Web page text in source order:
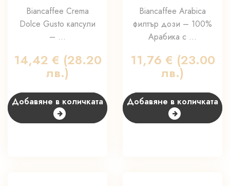
Biancaffee Crema
Dolce Gusto капсули
– ...
14,42 € (28.20
лв.)
Добавяне в количката
Biancaffee Arabica
филтър дози – 100%
Арабика с ...
11,76 € (23.00
лв.)
Добавяне в количката